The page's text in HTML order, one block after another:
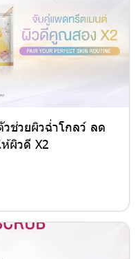
ช่วยผิวฉ่ำโกลว์ ลด
ผิวดี X2